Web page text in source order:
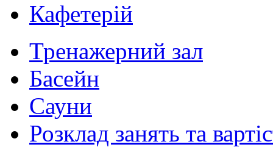
Кафетерій
Тренажерний зал
Басейн
Сауни
Розклад занять та